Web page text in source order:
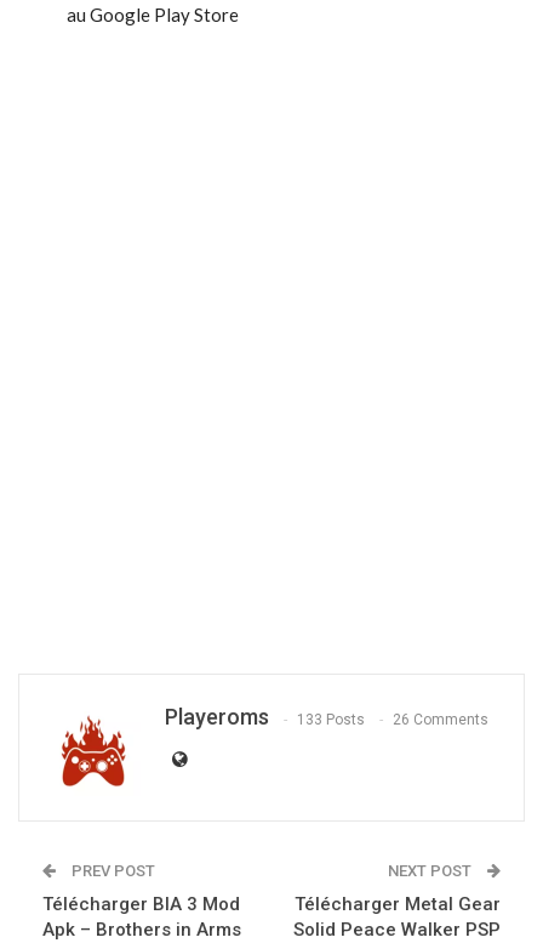
au Google Play Store
Playeroms 133 Posts 26 Comments
PREV POST
Télécharger BIA 3 Mod
Apk – Brothers in Arms
NEXT POST
Télécharger Metal Gear
Solid Peace Walker PSP